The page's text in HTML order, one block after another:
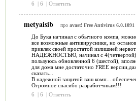
6
| 6 | Ответить
metyaisib про avast! Free Antivirus 6.0.1091
До Бука начинал с обычного компа,
все возможные антивирусники, но
привлек своей простатой излишней
НАДЕЖНОСТЬЮ, начинал с
пользуюсь обновленной 6 (шестой),
для дома мне достаточно FREE
сказать...
В надежной защитой ваш комп...
Огромное спасибо разработчикам!!!
6
| 6 | Ответить